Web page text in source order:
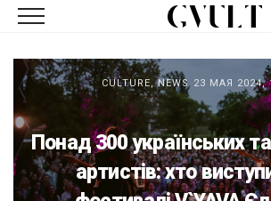
CULTURE,NEWS 23 МАЯ 2024,
Понад 300 українських
артистів: хто